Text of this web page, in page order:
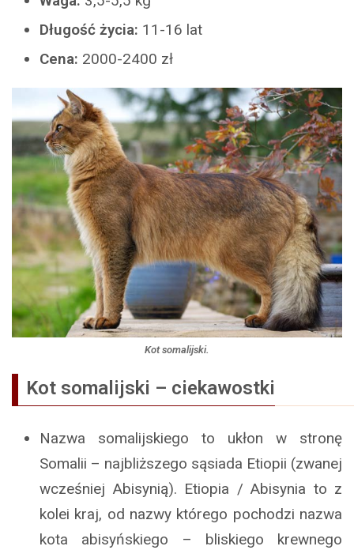
Długość życia: 11-16 lat
Cena: 2000-2400 zł
Kot somalijski.
Kot somalijski – ciekawostki
Nazwa somalijskiego to ukłon w stronę
Somalii – najbliższego sąsiada Etiopii (zwanej
wcześniej Abisynią). Etiopia / Abisynia to z
kolei kraj, od nazwy którego pochodzi nazwa
kota abisyńskiego – bliskiego krewnego